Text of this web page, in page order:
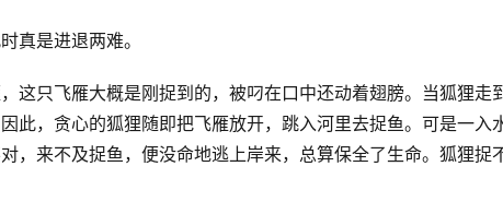
真是进退两难。
这只飞雁大概是刚捉到的，被叼在口中还动着翅膀。当狐狸走
此，贪心的狐狸随即把飞雁放开，跳入河里去捉鱼。可是一入
，来不及捉鱼，便没命地逃上岸来，总算保全了生命。狐狸捉